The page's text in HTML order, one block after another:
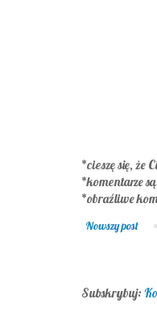
*cieszę się, że
*komentarze
*obraźliwe
Nowszy post
Subskrybuj: